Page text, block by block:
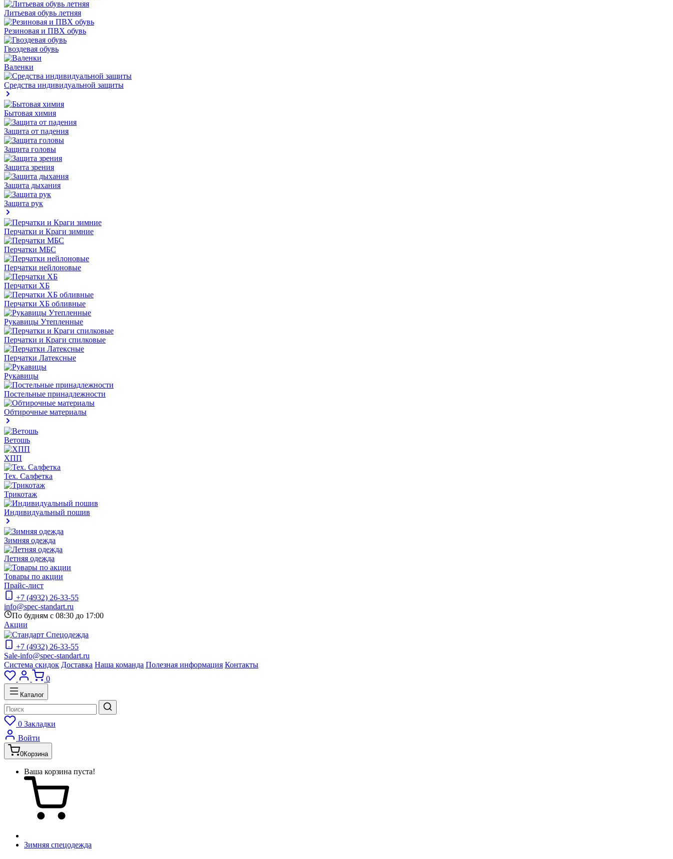
Литьевая обувь летняя
Резиновая и ПВХ обувь
Гвоздевая обувь
Валенки
Средства индивидуальной защиты
Бытовая химия
Защита от падения
Защита головы
Защита зрения
Защита дыхания
Защита рук
Перчатки и Краги зимние
Перчатки МБС
Перчатки нейлоновые
Перчатки ХБ
Перчатки ХБ обливные
Рукавицы Утепленные
Перчатки и Краги спилковые
Перчатки Латексные
Рукавицы
Постельные принадлежности
Обтирочные материалы
Ветошь
ХПП
Тех. Салфетка
Трикотаж
Индивидуальный пошив
Зимняя одежда
Летняя одежда
Товары по акции
Прайс-лист
+7 (4932) 26-33-55
info@spec-standart.ru
По будням с 08:30 до 17:00
Акции
+7 (4932) 26-33-55
Sale-info@spec-standart.ru
Система скидок Доставка Наша команда Полезная информация Контакты
0
Каталог
0 Закладки
Войти
0Корзина
Ваша корзина пуста!
Зимняя спецодежда